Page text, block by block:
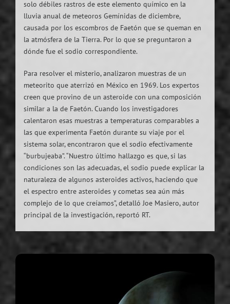
solo débiles rastros de este elemento químico en la
lluvia anual de meteoros Gemínidas de diciembre,
causada por los escombros de Faetón que se queman en
la atmósfera de la Tierra. Por lo que se preguntaron a
dónde fue el sodio correspondiente.
Para resolver el misterio, analizaron muestras de un
meteorito que aterrizó en México en 1969. Los expertos
creen que provino de un asteroide con una composición
similar a la de Faetón. Cuando los investigadores
calentaron esas muestras a temperaturas comparables a
las que experimenta Faetón durante su viaje por el
sistema solar, encontraron que el sodio efectivamente
“burbujeaba”. “Nuestro último hallazgo es que, si las
condiciones son las adecuadas, el sodio puede explicar la
naturaleza de algunos asteroides activos, haciendo que
el espectro entre asteroides y cometas sea aún más
complejo de lo que creíamos”, detalló Joe Masiero, autor
principal de la investigación, reportó RT.